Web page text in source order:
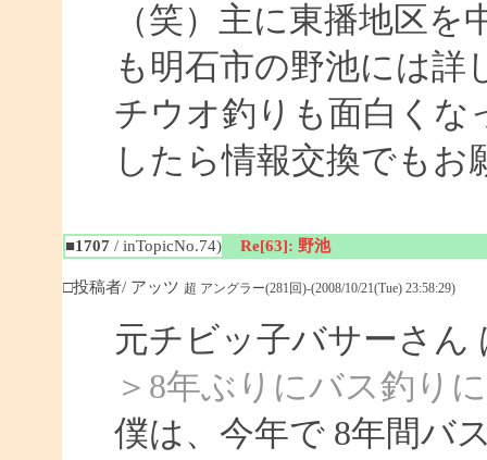
（笑）主に東播地区
も明石市の野池には
チウオ釣りも面白くな
したら情報交換でもお
■1707 / inTopicNo.74) Re[63]: 野池
□投稿者/ アッツ 超 アングラー(281回)-(2008/10/21(Tue) 23:58:29)
元チビッ子バサーさ
＞8年ぶりにバス釣り
僕は、今年で 8年間バ